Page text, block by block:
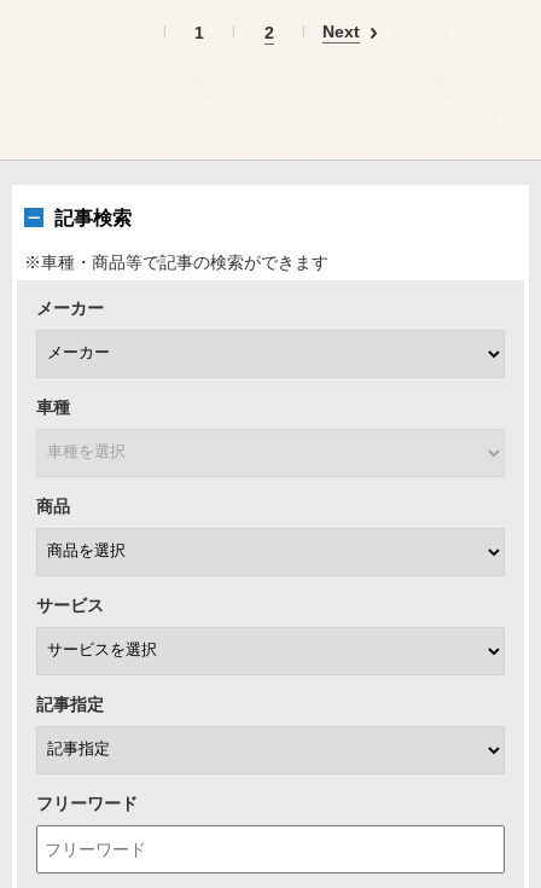
1 2 Next
記事検索
※車種・商品等で記事の検索ができます
メーカー
車種
商品
サービス
記事指定
フリーワード